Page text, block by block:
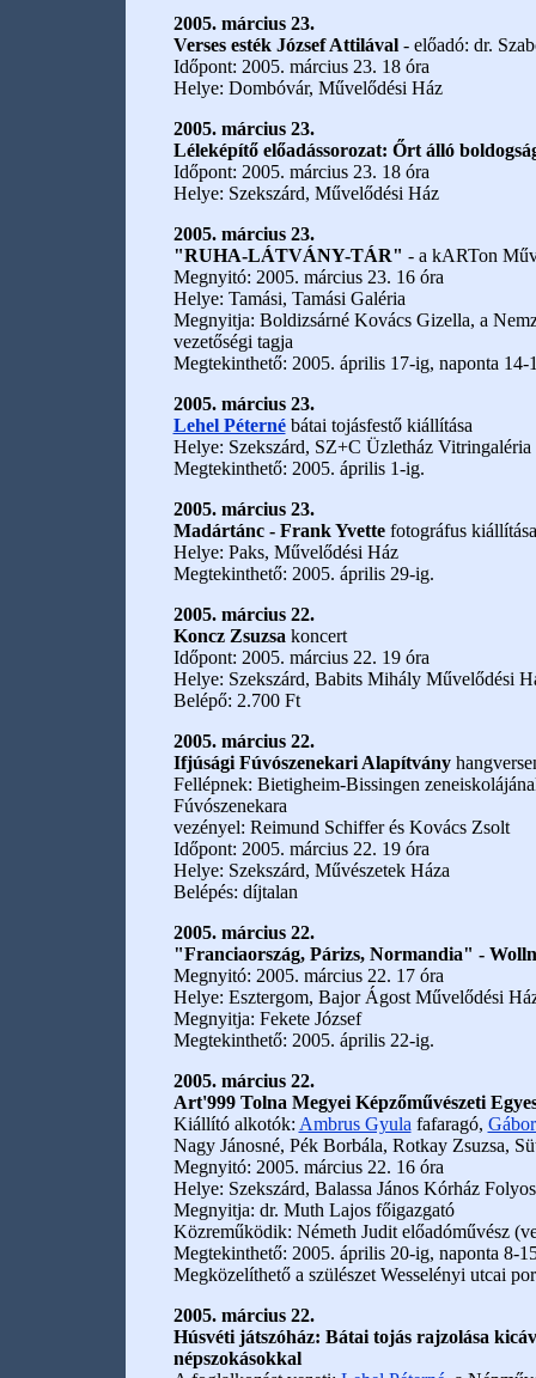
2005. március 23.
Verses esték József Attilával- előadó: dr.
Időpont: 2005. március 23. 18 óra
Helye: Dombóvár, Művelődési Ház
2005. március 23.
Léleképítő előadássorozat: Őrt álló
Időpont: 2005. március 23. 18 óra
Helye: Szekszárd, Művelődési Ház
2005. március 23.
"RUHA-LÁTVÁNY-TÁR" - a kARTon
Megnyitó: 2005. március 23. 16 óra
Helye: Tamási, Tamási Galéria
Megnyitja: Boldizsárné Kovács Gizella, a
vezetőségi tagja
Megtekinthető: 2005. április 17-ig, naponta 14-
2005. március 23.
Lehel Péternébátai tojásfestő kiállítása
Helye: Szekszárd, SZ+C Üzletház Vitringaléria
Megtekinthető: 2005. április 1-ig.
2005. március 23.
Madártánc - Frank Yvettefotográfus
Helye: Paks, Művelődési Ház
Megtekinthető: 2005. április 29-ig.
2005. március 22.
Koncz Zsuzsa koncert
Időpont: 2005. március 22. 19 óra
Helye: Szekszárd, Babits Mihály Művelődési
Belépő: 2.700 Ft
2005. március 22.
Ifjúsági Fúvószenekari Alapítvány
Fellépnek: Bietigheim-Bissingen
Fúvószenekara
vezényel: Reimund Schiffer és Kovács Zsolt
Időpont: 2005. március 22. 19 óra
Helye: Szekszárd, Művészetek Háza
Belépés: díjtalan
2005. március 22.
"Franciaország, Párizs, Normandia" -
Megnyitó: 2005. március 22. 17 óra
Helye: Esztergom, Bajor Ágost Művelődési
Megnyitja: Fekete József
Megtekinthető: 2005. április 22-ig.
2005. március 22.
Art'999 Tolna Megyei Képzőművészeti
Kiállító alkotók: Ambrus Gyula fafaragó,
Nagy Jánosné, Pék Borbála, Rotkay Zsuzsa,
Megnyitó: 2005. március 22. 16 óra
Helye: Szekszárd, Balassa János Kórház
Megnyitja: dr. Muth Lajos főigazgató
Közreműködik: Németh Judit előadóművész
Megtekinthető: 2005. április 20-ig, naponta 8-
Megközelíthető a szülészet Wesselényi utcai
2005. március 22.
Húsvéti játszóház: Bátai tojás rajzolása
népszokásokkal